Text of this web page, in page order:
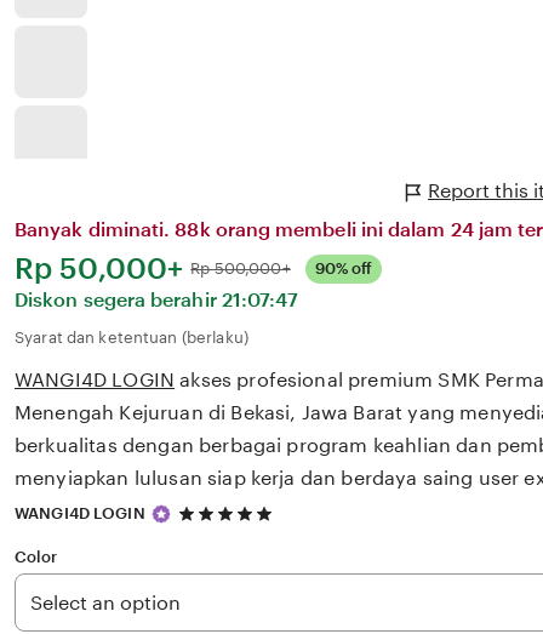
Report this
Banyak diminati. 88k orang membeli ini dalam 24 jam
Harga:
Rp 50,000+ Normal:
Rp 500,000+ 90% off
Diskon segera berahir 21:07:47
Syarat dan ketentuan (berlaku)
WANGI4D LOGIN akses profesional premium SMK
Menengah Kejuruan di Bekasi, Jawa Barat yang
berkualitas dengan berbagai program keahlian dan
menyiapkan lulusan siap kerja dan berdaya saing user
WANGI4D LOGIN
5
5
stars
Color